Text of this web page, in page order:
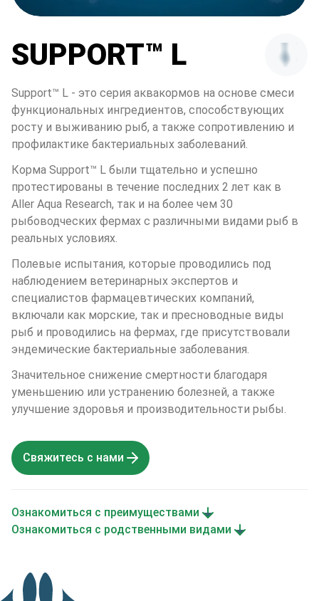
SUPPORT™ L
Support™ L - это серия аквакормов на основе смеси
функциональных ингредиентов, способствующих
росту и выживанию рыб, а также сопротивлению и
профилактике бактериальных заболеваний.
Корма Support™ L были тщательно и успешно
протестированы в течение последних 2 лет как в
Aller Aqua Research, так и на более чем 30
рыбоводческих фермах с различными видами рыб в
реальных условиях.
Полевые испытания, которые проводились под
наблюдением ветеринарных экспертов и
специалистов фармацевтических компаний,
включали как морские, так и пресноводные виды
рыб и проводились на фермах, где присутствовали
эндемические бактериальные заболевания.
Значительное снижение смертности благодаря
уменьшению или устранению болезней, а также
улучшение здоровья и производительности рыбы.
Свяжитесь с нами
Ознакомиться с преимуществами
Ознакомиться с родственными видами